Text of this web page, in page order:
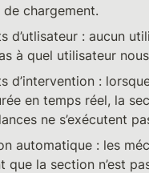
de chargement.
d’utlisateur : aucun
à quel utilisateur
d’intervention :
en temps réel, la
ne s’exécutent
automatique : les
que la section n’est